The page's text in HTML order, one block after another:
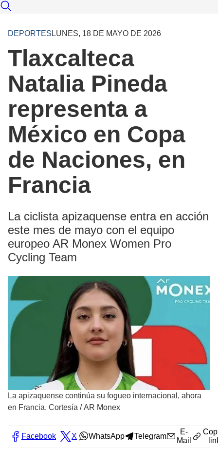
DEPORTES LUNES, 18 DE MAYO DE 2026
Tlaxcalteca
Natalia Pineda
representa a
México en Copa
de Naciones, en
Francia
La ciclista apizaquense entra en acción
este mes de mayo con el equipo
europeo AR Monex Women Pro
Cycling Team
La apizaquense continúa su fogueo internacional, ahora
en Francia. Cortesía /AR Monex
Facebook X WhatsApp Telegram
E-
Mail